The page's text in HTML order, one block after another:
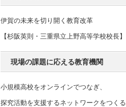
伊賀の未来を切り開く教育改革
【杉阪英則・三重県立上野高等学校校長】
現場の課題に応える教育機関
小規模高校をオンラインでつなぎ、
探究活動を支援するネットワークをつくる